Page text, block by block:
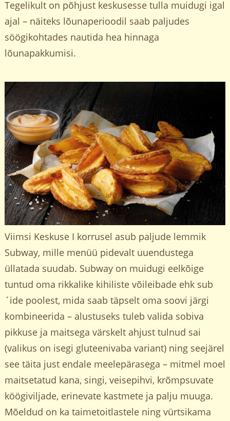
Tegelikult on põhjust keskusesse tulla muidugi igal
ajal – näiteks lõunaperioodil saab paljudes
söögikohtades nautida hea hinnaga
lõunapakkumisi.
Viimsi Keskuse I korrusel asub paljude lemmik
Subway, mille menüü pidevalt uuendustega
üllatada suudab. Subway on muidugi eelkõige
tuntud oma rikkalike kihiliste võileibade ehk sub
´ide poolest, mida saab täpselt oma soovi järgi
kombineerida – alustuseks tuleb valida sobiva
pikkuse ja maitsega värskelt ahjust tulnud sai
(valikus on isegi gluteenivaba variant) ning seejärel
see täita just endale meelepärasega – mitmel moel
maitsetatud kana, singi, veisepihvi, krõmpsuvate
köögiviljade, erinevate kastmete ja palju muuga.
Mõeldud on ka taimetoitlastele ning vürtsikama